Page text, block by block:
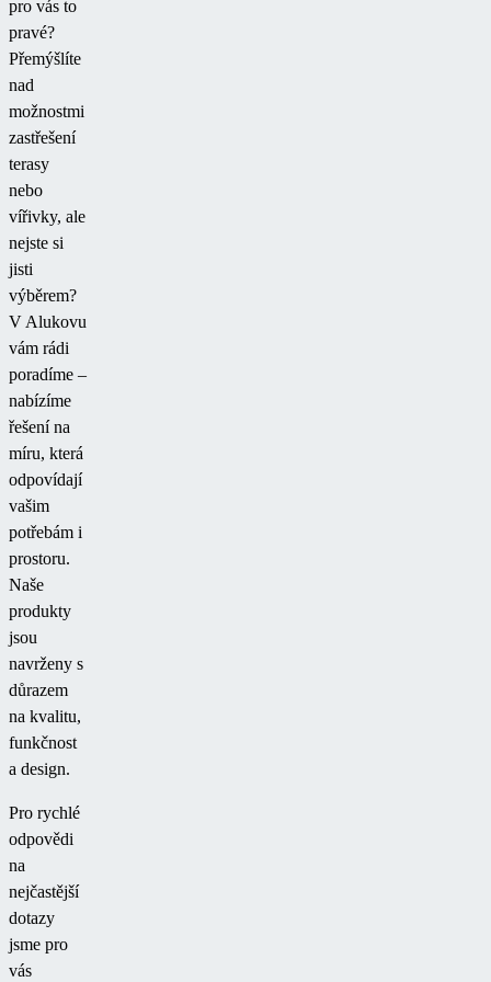
pro vás to
pravé?
Přemýšlíte
nad
možnostmi
zastřešení
terasy
nebo
vířivky, ale
nejste si
jisti
výběrem?
V Alukovu
vám rádi
poradíme –
nabízíme
řešení na
míru, která
odpovídají
vašim
potřebám i
prostoru.
Naše
produkty
jsou
navrženy s
důrazem
na kvalitu,
funkčnost
a design.
Pro rychlé
odpovědi
na
nejčastější
dotazy
jsme pro
vás